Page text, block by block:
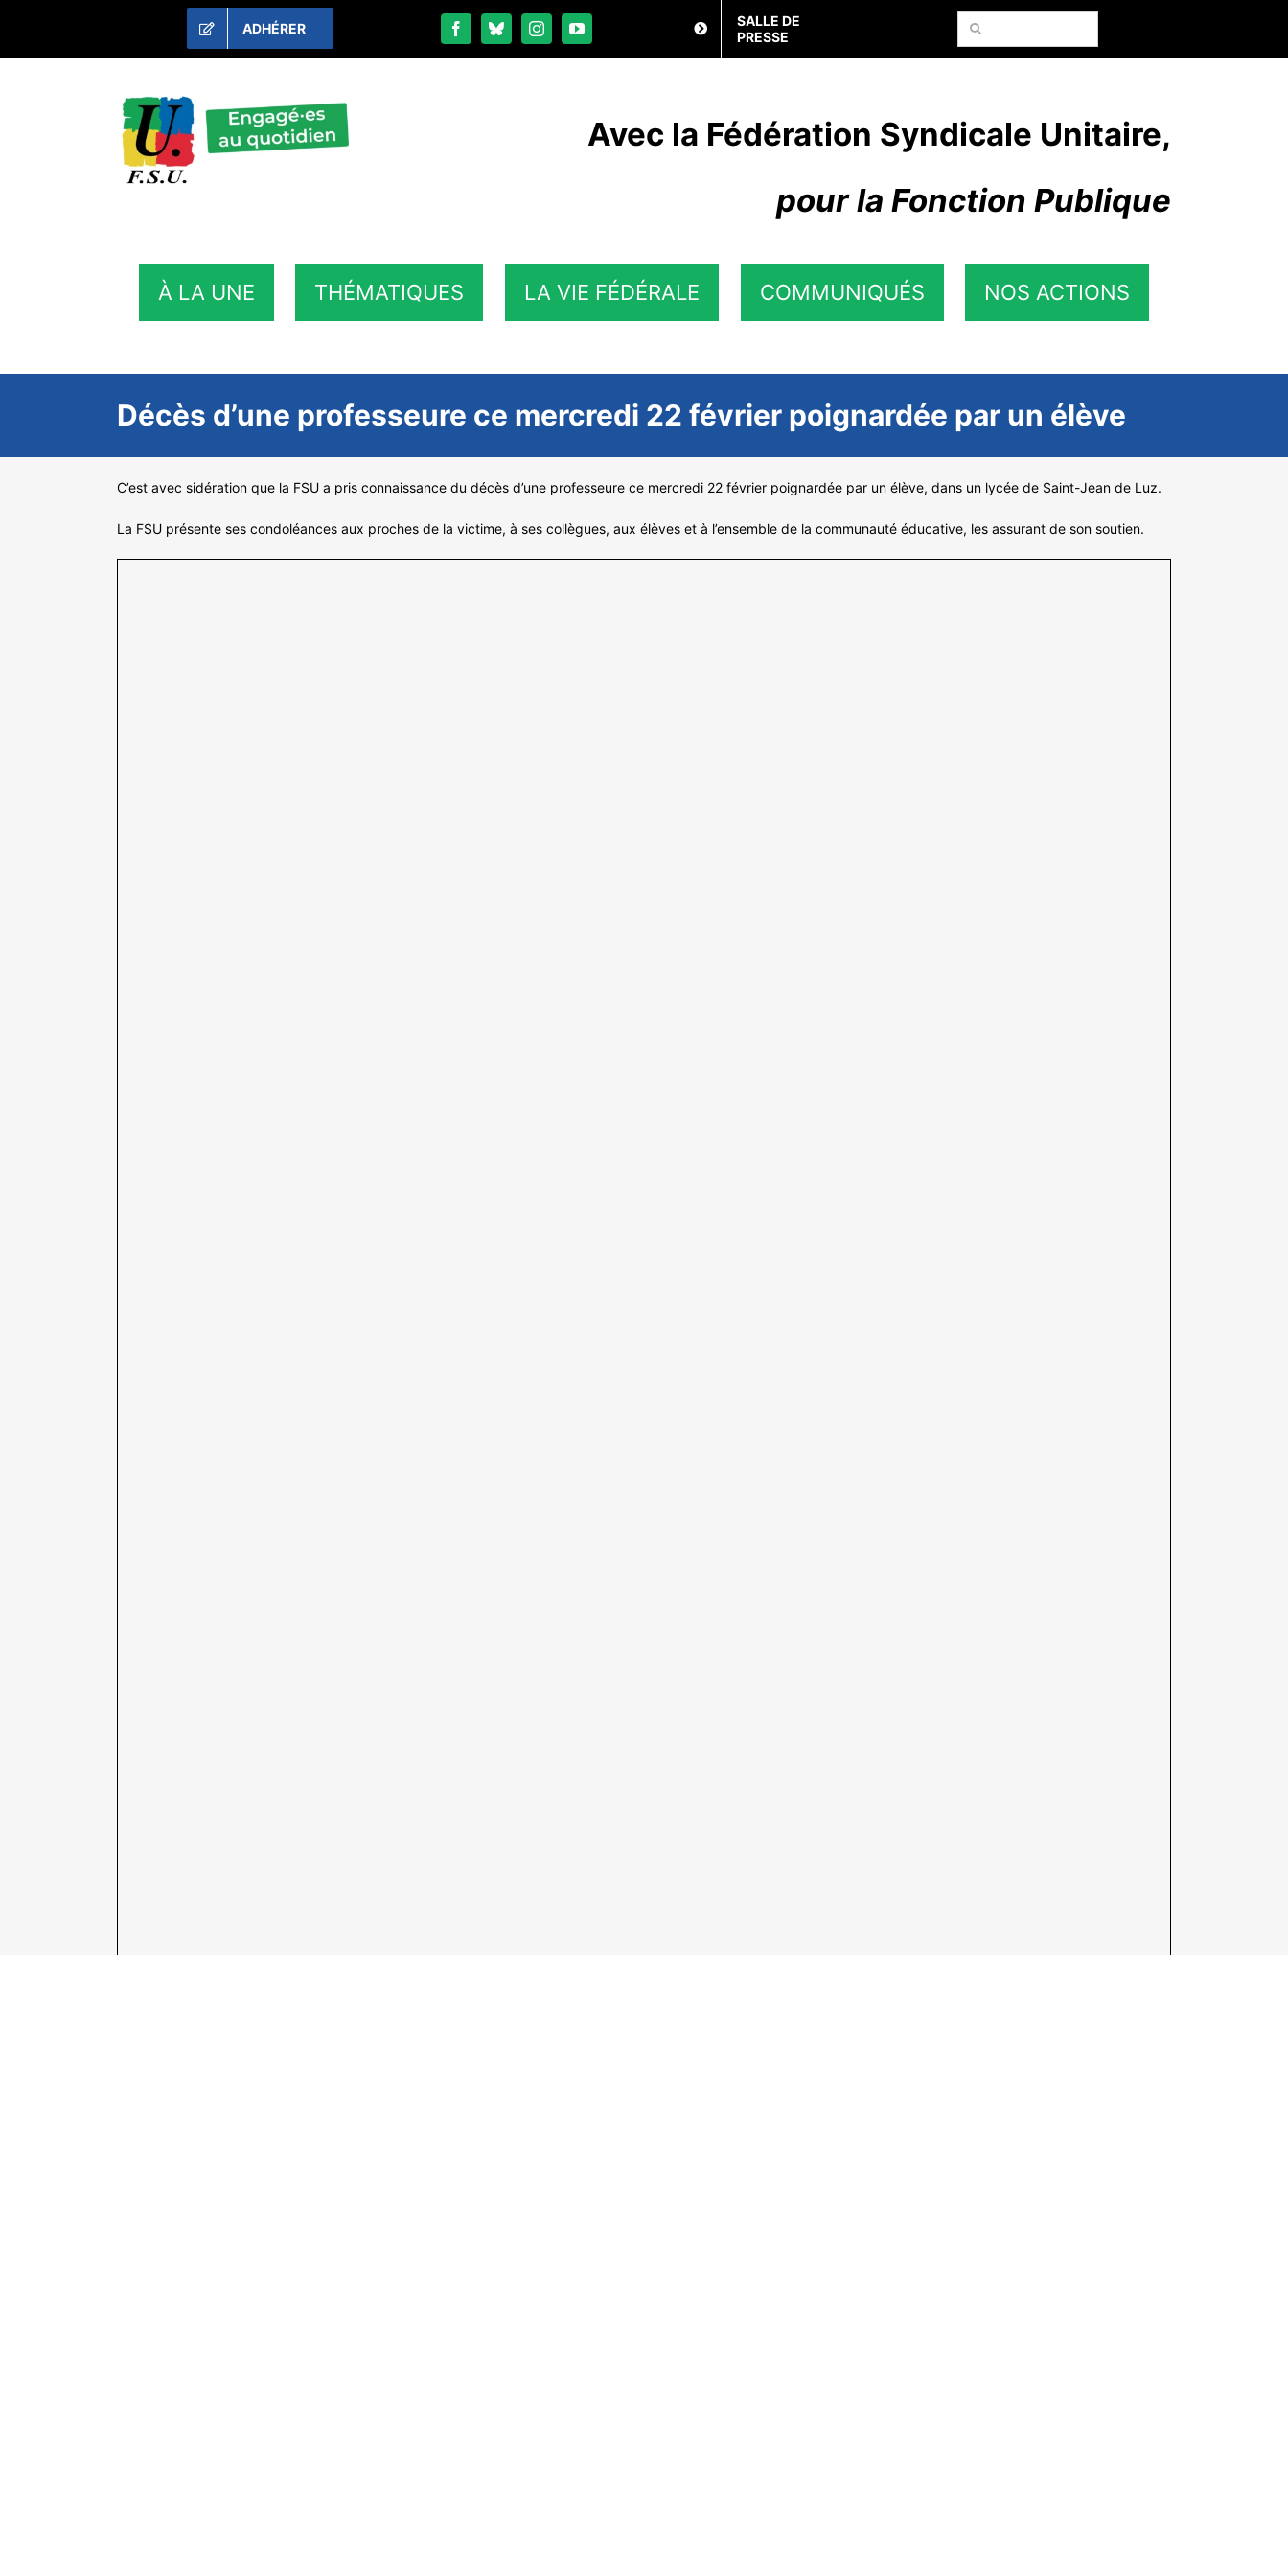
contenu
ADHÉRER
SALLE DE
PRESSE
Rechercher:
Avec la Fédération Syndicale Unitaire,
pour la Fonction Publique
À LA UNE THÉMATIQUES LA VIE FÉDÉRALE COMMUNIQUÉS NOS ACTIONS
Décès d’une professeure ce mercredi 22 février poignardée par un élève
C’est avec sidération que la FSU a pris connaissance du décès d’une professeure ce mercredi 22 février poignardée par un élève, dans un lycée de Saint-Jean de Luz.
La FSU présente ses condoléances aux proches de la victime, à ses collègues, aux élèves et à l’ensemble de la communauté éducative, les assurant de son soutien.